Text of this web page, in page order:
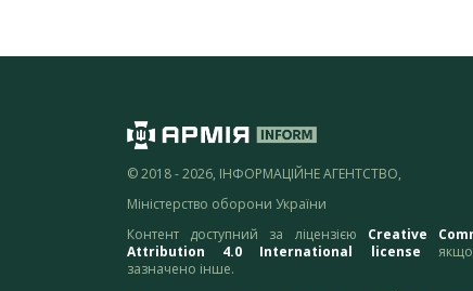
© 2018 - 2026, ІНФОРМАЦІЙНЕ АГЕНТСТВО,
Міністерство оборони України
Контент доступний за ліцензією Creative
Attribution 4.0 International license
зазначено інше.